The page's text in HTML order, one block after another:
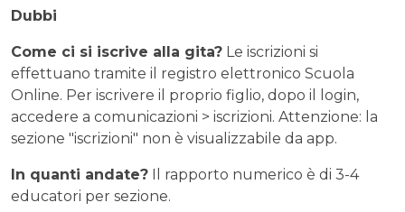
Dubbi
Come ci si iscrive alla gita? Le iscrizioni si
effettuano tramite il registro elettronico Scuola
Online. Per iscrivere il proprio figlio, dopo il login,
accedere a comunicazioni > iscrizioni. Attenzione: la
sezione "iscrizioni" non è visualizzabile da app.
In quanti andate? Il rapporto numerico è di 3-4
educatori per sezione.